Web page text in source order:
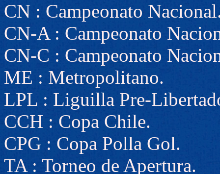
CN : Campeonato
CN-A : Campeonato
CN-C : Campeonato
ME : Metropolitano.
LPL : Liguilla Pre-
CCH : Copa Chile.
CPG : Copa Polla Gol.
TA : Torneo de Apertura.